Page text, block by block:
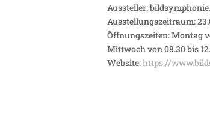
Aussteller:
Ausstellungszeitraum:
Öffnungszeiten: Montag
Mittwoch von 08.30 bis
Website:https://